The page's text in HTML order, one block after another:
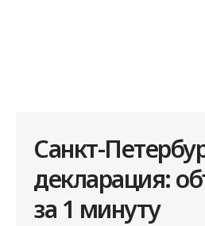
Санкт-
декларация:
за 1 минуту